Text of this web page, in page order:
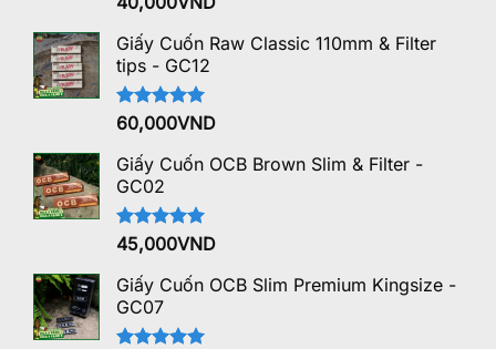
hạng
5 sao
Giấy Cuốn Raw Classic 110mm & Filter
tips - GC12
Được xếp
hạng
5 sao
60,000VND
Giấy Cuốn OCB Brown Slim & Filter -
GC02
Được xếp
hạng
5 sao
45,000VND
Giấy Cuốn OCB Slim Premium Kingsize -
GC07